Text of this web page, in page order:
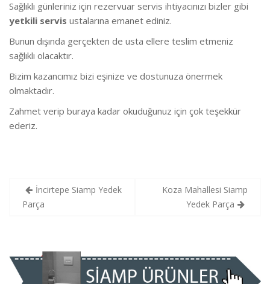
Sağlıklı günleriniz için rezervuar servis ihtiyacınızı bizler gibi
yetkili servis ustalarına emanet ediniz.
Bunun dışında gerçekten de usta ellere teslim etmeniz
sağlıklı olacaktır.
Bizim kazancımız bizi eşinize ve dostunuza önermek
olmaktadır.
Zahmet verip buraya kadar okuduğunuz için çok teşekkür
ederiz.
Yazı
gezinmesi
İncirtepe Siamp Yedek
Parça
Koza Mahallesi Siamp
Yedek Parça